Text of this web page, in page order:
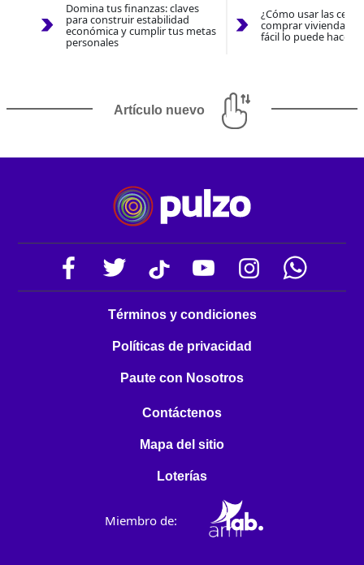
Domina tus finanzas: claves
para construir estabilidad
económica y cumplir tus metas
personales
¿Cómo usar las
comprar vivienda
fácil lo puede hacer
Artículo nuevo
Términos y condiciones
Políticas de privacidad
Paute con Nosotros
Contáctenos
Mapa del sitio
Loterías
Miembro de: